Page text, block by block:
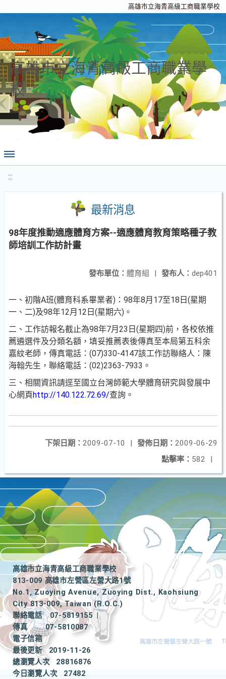
高雄市立海青高級工商職業學校
高雄市立海青高級工商職業學
校
:::
最新消息
98年度推動適應體育方案--適應體育教育策略種子教
師培訓工作訪計畫
發布人： dep401
發布單位： 體育組 |
一、初階A班(體育科系畢業者)：98年8月17至18日(星期
一、二)及98年12月12日(星期六)。
二、工作訪報名截止為98年7月23日(星期四)前，各校依推
薦遴選件及分類名額，填妥推薦表後傳真至本局第五科余
嘉紋老師，傳真電話：(07)330-4147該工作訪聯絡人：陳
海翰先生，聯絡電話：(02)2363-7933。
三、相關資訊請逕至國立台灣師範大學體育研究與發展中
心網頁http://140.122.72.69/查詢。
發佈日期： 2009-06-29
下架日期： 2009-07-10
|
點擊率： 582 |
高雄市立海青高級工商職業學校
813-009 高雄市左營區左營大路1號
No.1, Zuoying Avenue, Zuoying Dist., Kaohsiung
City 813-009, Taiwan (R.O.C.)
聯絡電話
07-5819155
|
傳真
07-5810087
電子信箱
最後更新
2019-11-26
總瀏覽人次
28816876
今日瀏覽人次
27482